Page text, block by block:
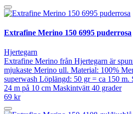
Extrafine Merino 150 6995 puderrosa
Hjertegarn
Extrafine Merino från Hjertegarn är
mjukaste Merino ull. Material: 100%
superwash Löplängd: 50 gr = ca 150 m.
24 m på 10 cm Maskintvätt 40 grader
69 kr